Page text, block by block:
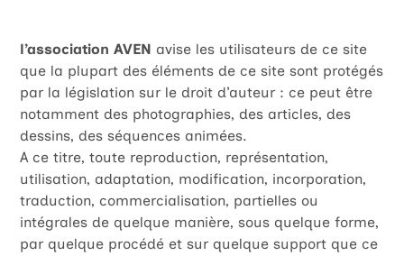
l’association AVEN avise les utilisateurs de ce site
que la plupart des éléments de ce site sont protégés
par la législation sur le droit d’auteur : ce peut être
notamment des photographies, des articles, des
dessins, des séquences animées.
A ce titre, toute reproduction, représentation,
utilisation, adaptation, modification, incorporation,
traduction, commercialisation, partielles ou
intégrales de quelque manière, sous quelque forme,
par quelque procédé et sur quelque support que ce